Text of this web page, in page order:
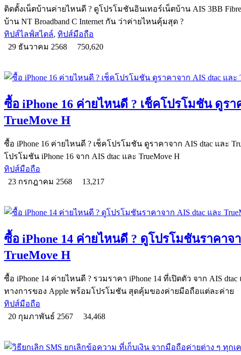
ติดตั้งเน็ตบ้านค่ายไหนดี ? ดูโปรโมชันอินเทอร์เน็ตบ้าน AIS 3BB Fibre
บ้าน NT Broadband C Internet กัน ว่าค่ายไหนคุ้มสุด ?
ทิปส์ไลฟ์สไตล์, ทิปส์มือถือ
29 ธันวาคม 2568
750,620
ซื้อ iPhone 16 ค่ายไหนดี ? เช็คโปรโมชัน ดูรา
TrueMove H
ซื้อ iPhone 16 ค่ายไหนดี ? เช็คโปรโมชัน ดูราคาจาก AIS dtac และ
โปรโมชัน iPhone 16 จาก AIS dtac และ TrueMove H
ทิปส์มือถือ
23 กรกฎาคม 2568
13,217
ซื้อ iPhone 14 ค่ายไหนดี ? ดูโปรโมชันราคาจ
TrueMove H
ซื้อ iPhone 14 ค่ายไหนดี ? รวมราคา iPhone 14 ที่เปิดตัว จาก AIS
ทางการของ Apple พร้อมโปรโมชัน สุดคุ้มของค่ายมีอถือแต่ละค่าย
ทิปส์มือถือ
20 กุมภาพันธ์ 2567
34,468